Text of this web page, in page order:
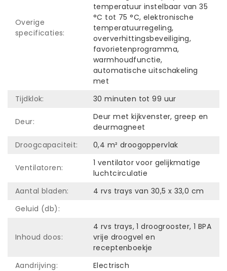
Overige
specificaties:
temperatuur instelbaar van 35
°C tot 75 °C, elektronische
temperatuurregeling,
oververhittingsbeveiliging,
favorietenprogramma,
warmhoudfunctie,
automatische uitschakeling
met
Tijdklok:
30 minuten tot 99 uur
Deur:
Deur met kijkvenster, greep en
deurmagneet
Droogcapaciteit:
0,4 m² droogoppervlak
Ventilatoren:
1 ventilator voor gelijkmatige
luchtcirculatie
Aantal bladen:
4 rvs trays van 30,5 x 33,0 cm
Geluid (db):
Inhoud doos:
4 rvs trays, 1 droogrooster, 1 BPA
vrije droogvel en
receptenboekje
Aandrijving:
Electrisch